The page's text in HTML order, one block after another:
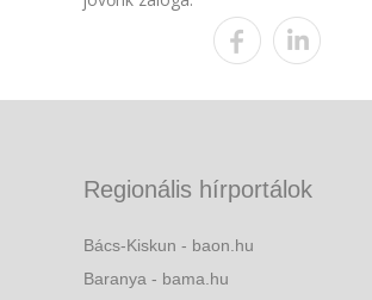
Regionális hírportálok
Bács-Kiskun - baon.hu
Baranya - bama.hu